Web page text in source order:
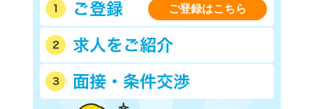
ご登録はこちら